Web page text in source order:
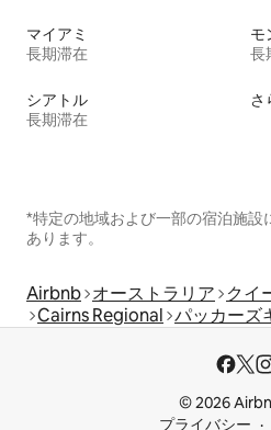
マイアミ
長期滞在
モ
長
シアトル
長期滞在
さ
*特定の地域および一部の宿泊施設
あります。
Airbnb オーストラリア
クイ
Cairns Regional パッカーズ
© 2026
プライバシー